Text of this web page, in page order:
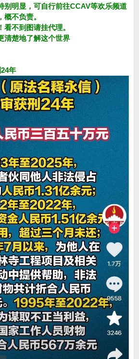
别明显，可自行前往CCAV等欢乐频道
不负责。
不到图请挂代理。
清楚地了解这个世界
年